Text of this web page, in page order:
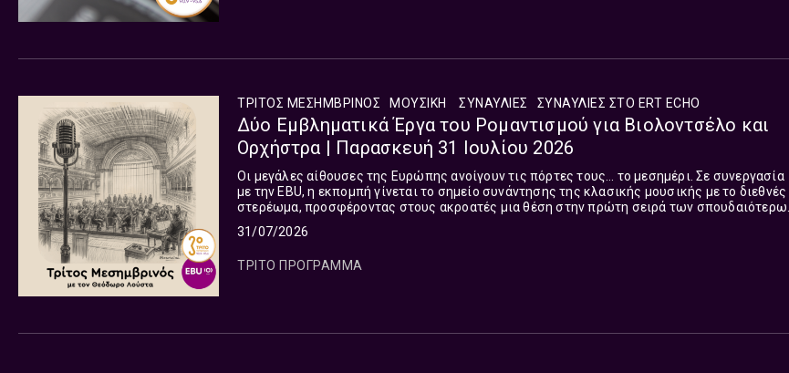
ΤΡΙΤΟΣ ΜΕΣΗΜΒΡΙΝΟΣ ΜΟΥΣΙΚΉ ΣΥΝΑΥΛΊΕΣ ΣΥΝΑΥΛΊΕΣ ΣΤΟ ERT ΕCHO
Δύο Εμβληματικά Έργα του Ρομαντισμού για Βιολοντσέλο και
Ορχήστρα | Παρασκευή 31 Ιουλίου 2026
Οι μεγάλες αίθουσες της Ευρώπης ανοίγουν τις πόρτες τους… το μεσημέρι. Σε συνεργασία
με την EBU, η εκπομπή γίνεται το σημείο συνάντησης της κλασικής μουσικής με το διεθνές
στερέωμα, προσφέροντας στους ακροατές μια θέση στην πρώτη σειρά των σπουδαιότερων
μεταδίδεται Δευτέρα με Παρασκευή στη μία το μεσημέρι, με δίωρη διάρκεια κάθε Δευτέρα
31/07/2026
ΤΡΙΤΟ ΠΡΟΓΡΑΜΜΑ